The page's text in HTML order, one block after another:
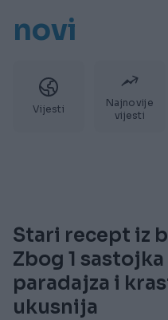
novi
Vijesti
Najnovije
vijesti
Stari recept iz
Zbog 1
paradajza i
ukusnija